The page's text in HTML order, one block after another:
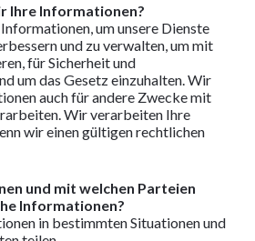
Ihre Informationen?
um unsere Dienste
und zu verwalten, um mit
für Sicherheit und
um das Gesetz einzuhalten. Wir
auch für andere Zwecke mit
Wir verarbeiten Ihre
wir einen gültigen rechtlichen
und mit welchen Parteien
Informationen?
in bestimmten Situationen und